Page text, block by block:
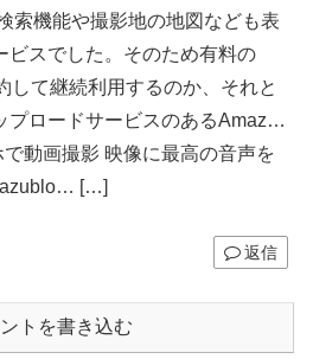
索機能や撮影地の地図なども表
ビスでした。そのため有料の
して継続利用するのか、それと
プロードサービスのあるAmaz…
で動画撮影 映像に最高の音声を
[…]
返信
トを書き込む